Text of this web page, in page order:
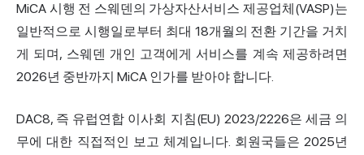
MiCA 시행 전 스웨덴의 가상자산서비스 제공업체(VASP)는
일반적으로 시행일로부터 최대 18개월의 전환 기간을 거치
게 되며, 스웨덴 개인 고객에게 서비스를 계속 제공하려면
2026년 중반까지 MiCA 인가를 받아야 합니다.
DAC8, 즉 유럽연합 이사회 지침(EU) 2023/2226은 세금 의
무에 대한 직접적인 보고 체계입니다. 회원국들은 2025년